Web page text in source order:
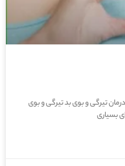
تیرگی و بوی بد تیرگی و بوی
بسیاری